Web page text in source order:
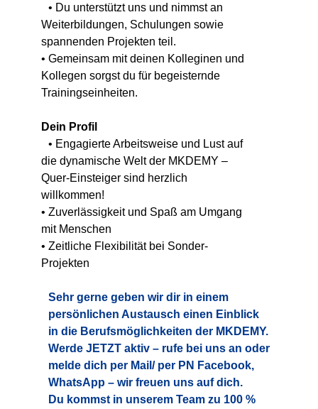
• Du unterstützt uns und nimmst an
Weiterbildungen, Schulungen sowie
spannenden Projekten teil.
• Gemeinsam mit deinen Kolleginen und
Kollegen sorgst du für begeisternde
Trainingseinheiten.
Dein Profil
• Engagierte Arbeitsweise und Lust auf
die dynamische Welt der MKDEMY –
Quer-Einsteiger sind herzlich
willkommen!
• Zuverlässigkeit und Spaß am Umgang
mit Menschen
• Zeitliche Flexibilität bei Sonder-
Projekten
Sehr gerne geben wir dir in einem
persönlichen Austausch einen Einblick
in die Berufsmöglichkeiten der MKDEMY.
Werde JETZT aktiv – rufe bei uns an oder
melde dich per Mail/ per PN Facebook,
WhatsApp – wir freuen uns auf dich.
Du kommst in unserem Team zu 100 %